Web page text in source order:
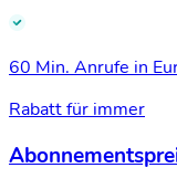
60 Min. Anrufe in
Rabatt für immer